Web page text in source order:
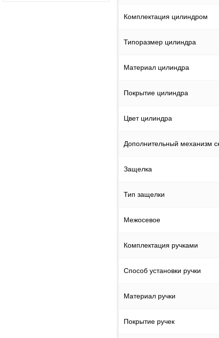
Комплектация цилиндром
Типоразмер цилиндра
Материал цилиндра
Покрытие цилиндра
Цвет цилиндра
Дополнительный механизм
Защелка
Тип защелки
Межосевое
Комплектация ручками
Способ установки ручки
Материал ручки
Покрытие ручек